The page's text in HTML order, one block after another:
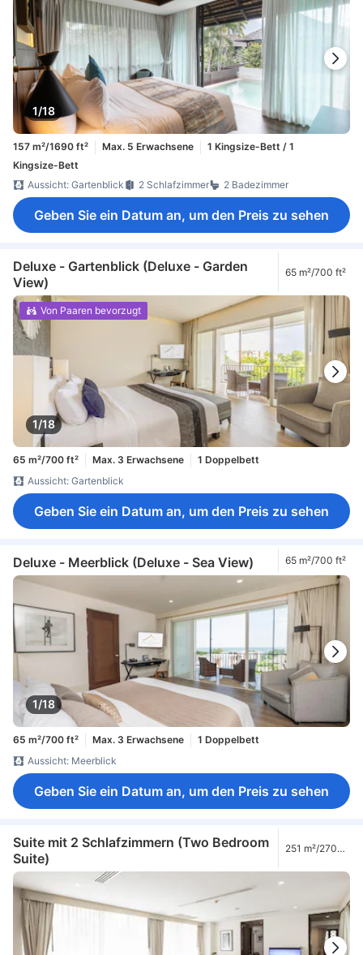
1/18
157 m²/1690 ft² Max. 5 Erwachsene
1 Kingsize-Bett / 1
Kingsize-Bett
Aussicht: Gartenblick
2 Schlafzimmer 2 Badezimmer
Geben Sie ein Datum an, um den Preis zu sehen
Deluxe - Gartenblick (Deluxe - Garden
View)
65 m²/700 ft²
1/18
Von Paaren bevorzugt
65 m²/700 ft² Max. 3 Erwachsene
1 Doppelbett
Aussicht: Gartenblick
Geben Sie ein Datum an, um den Preis zu sehen
Deluxe - Meerblick (Deluxe - Sea View) 65 m²/700 ft²
1/18
65 m²/700 ft² Max. 3 Erwachsene
1 Doppelbett
Aussicht: Meerblick
Geben Sie ein Datum an, um den Preis zu sehen
Suite mit 2 Schlafzimmern (Two Bedroom
Suite)
251 m²/2702